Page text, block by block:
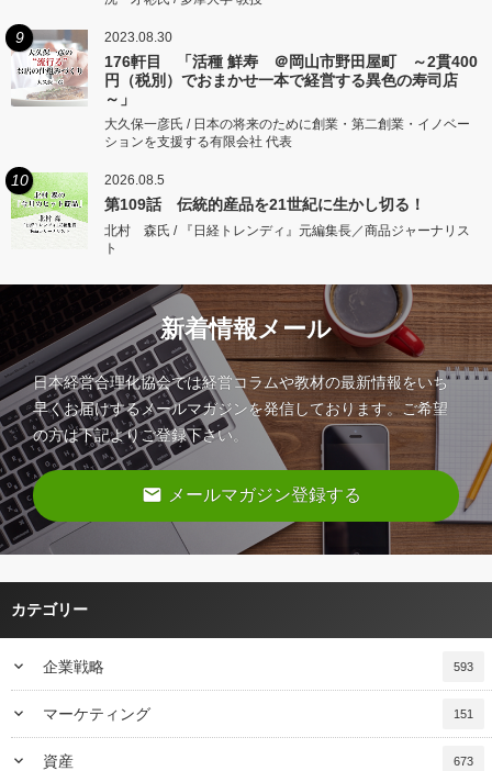
9 2023.08.30
176軒目 「活種 鮮寿 ＠岡山市野田屋町 ～2貫400
円（税別）でおまかせ一本で経営する異色の寿司店
～」
大久保一彦氏 / 日本の将来のために創業・第二創業・イノベー
ションを支援する有限会社 代表
10 2026.08.5
第109話 伝統的産品を21世紀に生かし切る！
北村 森氏 / 『日経トレンディ』元編集長／商品ジャーナリス
ト
新着情報メール
日本経営合理化協会では経営コラムや教材の最新情報をいち
早くお届けするメールマガジンを発信しております。ご希望
の方は下記よりご登録下さい。
email メールマガジン登録する
カテゴリー
keyboard_arrow_down 企業戦略 593
keyboard_arrow_down マーケティング 151
keyboard_arrow_down 資産 673